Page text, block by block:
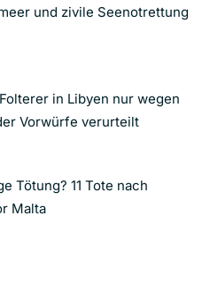
und zivile Seenotrettung
in Libyen nur wegen
Vorwürfe verurteilt
Tötung? 11 Tote nach
Malta